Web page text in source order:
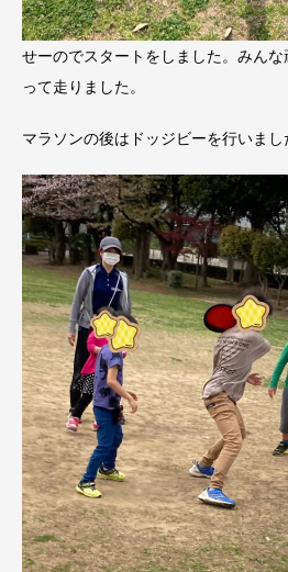
せーのでスタートをしました。みん
って走りました。
マラソンの後はドッジビーを行いまし